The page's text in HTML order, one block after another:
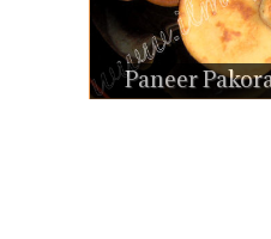
Paneer